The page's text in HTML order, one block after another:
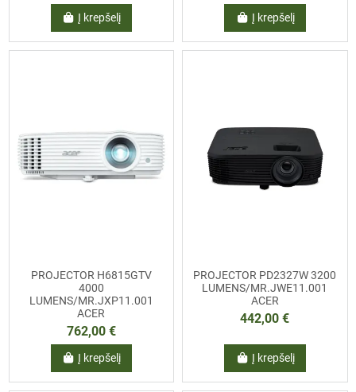
Į krepšelį Į krepšelį
PROJECTOR H6815GTV
4000
LUMENS/MR.JXP11.001
ACER
762,00 €
Į krepšelį
PROJECTOR PD2327W 3200
LUMENS/MR.JWE11.001
ACER
442,00 €
Į krepšelį